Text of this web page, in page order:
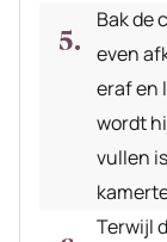
Bak de
even
eraf en
wordt
vullen
Terwijl